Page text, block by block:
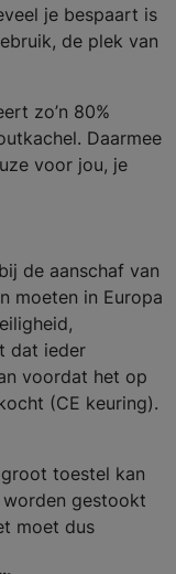
je bespaart is
de plek van
zo’n 80%
Daarmee
voor jou, je
de aanschaf van
moeten in Europa
dat ieder
voordat het op
(CE keuring).
toestel kan
gestookt
moet dus